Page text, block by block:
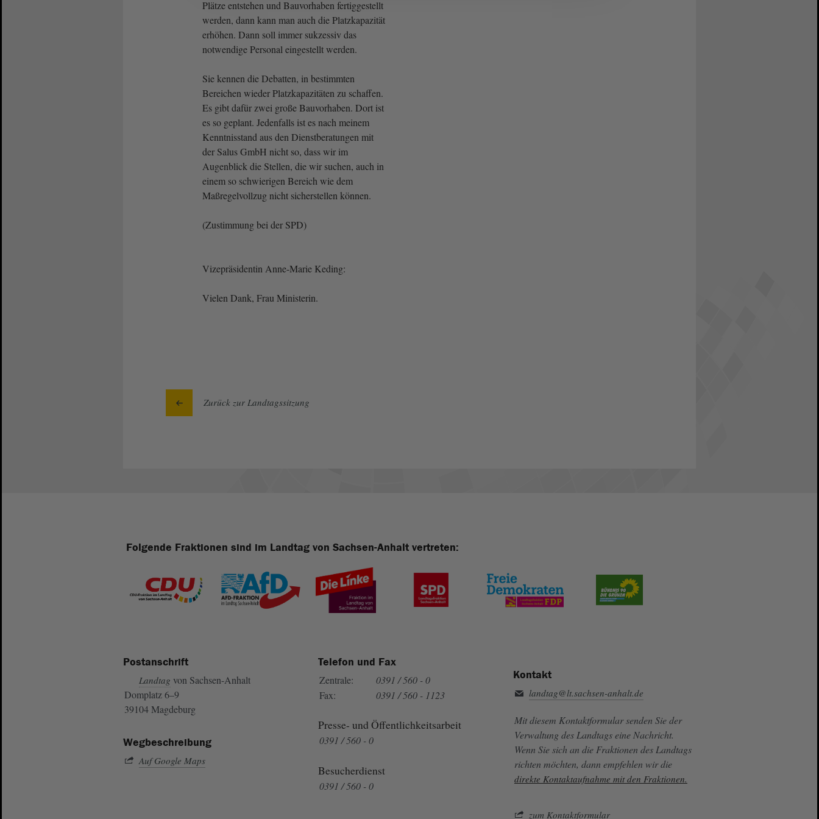
Plätze entstehen und Bauvorhaben fertiggestellt
werden, dann kann man auch die Platzkapazität
erhöhen. Dann soll immer sukzessiv das
notwendige Personal eingestellt werden.
Sie kennen die Debatten, in bestimmten
Bereichen wieder Platzkapazitäten zu schaffen.
Es gibt dafür zwei große Bauvorhaben. Dort ist
es so geplant. Jedenfalls ist es nach meinem
Kenntnisstand aus den Dienstberatungen mit
der Salus GmbH nicht so, dass wir im
Augenblick die Stellen, die wir suchen, auch in
einem so schwierigen Bereich wie dem
Maßregelvollzug nicht sicherstellen können.
(Zustimmung bei der SPD)
Vizepräsidentin Anne-Marie Keding:
Vielen Dank, Frau Ministerin.
Zurück zur Landtagssitzung
Folgende Fraktionen sind im Landtag von Sachsen-Anhalt vertreten:
Postanschrift
Landtag von Sachsen-Anhalt
Domplatz 6–9
39104 Magdeburg
Wegbeschreibung
Auf Google Maps
Telefon und Fax
Zentrale:
0391 / 560 - 0
Fax:
0391 / 560 - 1123
Presse- und Öffentlichkeitsarbeit
0391 / 560 - 0
Besucherdienst
0391 / 560 - 0
Kontakt
landtag@lt.sachsen-anhalt.de
Mit diesem Kontaktformular senden Sie der
Verwaltung des Landtags eine Nachricht.
Wenn Sie sich an die Fraktionen des Landtags
richten möchten, dann empfehlen wir die
direkte Kontaktaufnahme mit den Fraktionen.
zum Kontaktformular